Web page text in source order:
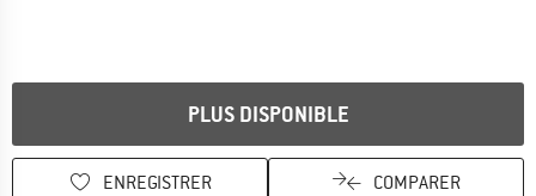
PLUS DISPONIBLE
ENREGISTRER COMPARER